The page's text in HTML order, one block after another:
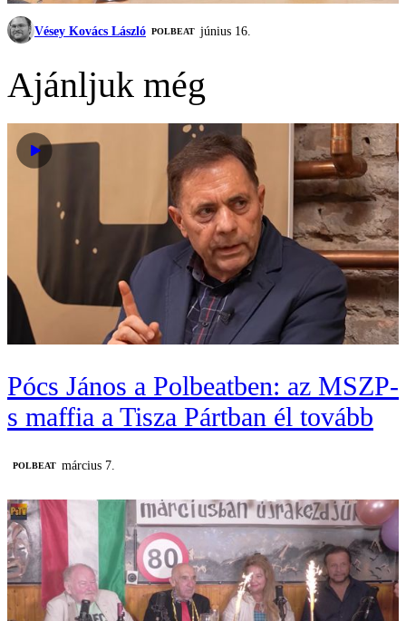
Vésey Kovács László ‎POLBEAT június 16.
Ajánljuk még
Pócs János a Polbeatben: az MSZP-
s maffia a Tisza Pártban él tovább
‎POLBEAT március 7.